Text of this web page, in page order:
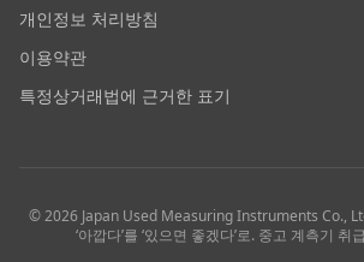
개인정보 처리방침
이용약관
특정상거래법에 근거한 표기
©2026 Japan Used Measuring Instruments Co.,
‘아깝다’를 ‘있으면 좋겠다’로. 중고 계측기 취